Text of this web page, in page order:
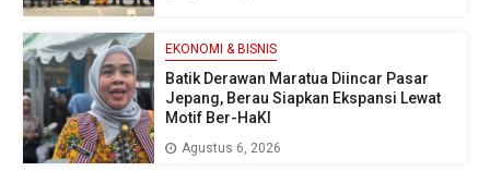
EKONOMI & BISNIS
Batik Derawan Maratua Diincar Pasar
Jepang, Berau Siapkan Ekspansi Lewat
Motif Ber-HaKI
Agustus 6, 2026